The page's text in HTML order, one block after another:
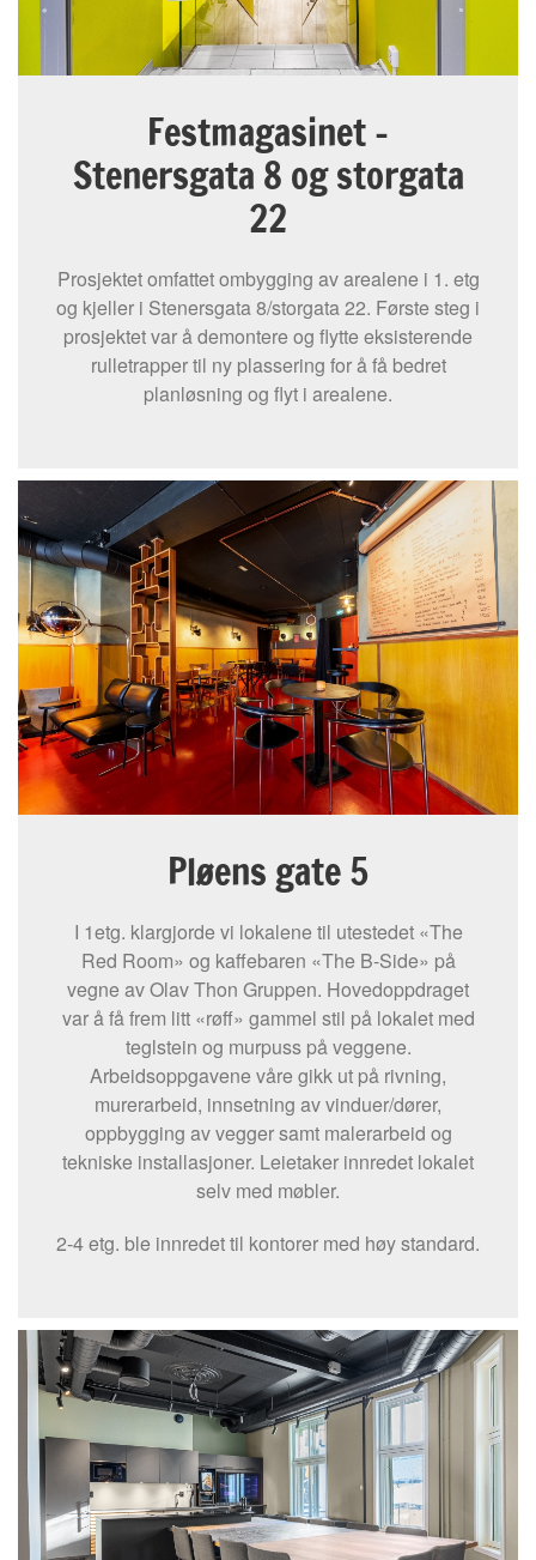
Festmagasinet -
Stenersgata 8 og storgata
22
Prosjektet omfattet ombygging av arealene i 1. etg
og kjeller i Stenersgata 8/storgata 22. Første steg i
prosjektet var å demontere og flytte eksisterende
rulletrapper til ny plassering for å få bedret
planløsning og flyt i arealene.
Pløens gate 5
I 1etg. klargjorde vi lokalene til utestedet «The
Red Room» og kaffebaren «The B-Side» på
vegne av Olav Thon Gruppen. Hovedoppdraget
var å få frem litt «røff» gammel stil på lokalet med
teglstein og murpuss på veggene.
Arbeidsoppgavene våre gikk ut på rivning,
murerarbeid, innsetning av vinduer/dører,
oppbygging av vegger samt malerarbeid og
tekniske installasjoner. Leietaker innredet lokalet
selv med møbler.
2-4 etg. ble innredet til kontorer med høy standard.